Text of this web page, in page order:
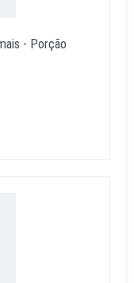
- Porção